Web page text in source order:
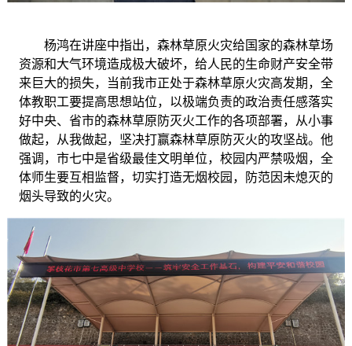
杨鸿在讲座中指出，森林草原火灾给国家的森林草场
资源和大气环境造成极大破坏，给人民的生命财产安全带
来巨大的损失，当前我市正处于森林草原火灾高发期，全
体教职工要提高思想站位，以极端负责的政治责任感落实
好中央、省市的森林草原防灭火工作的各项部署，从小事
做起，从我做起，坚决打赢森林草原防灭火的攻坚战。他
强调，市七中是省级最佳文明单位，校园内严禁吸烟，全
体师生要互相监督，切实打造无烟校园，防范因未熄灭的
烟头导致的火灾。